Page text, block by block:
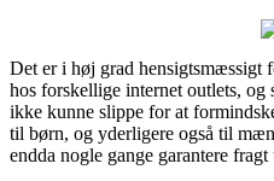
Det er i høj grad hensigtsmæssigt
hos forskellige internet outlets, og
ikke kunne slippe for at
til børn, og yderligere også til
endda nogle gange garantere fragt